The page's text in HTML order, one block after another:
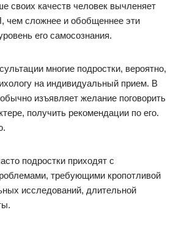
своих качеств человек вычленяет
чем сложнее и обобщеннее эти
его самосознания.
многие подростки, вероятно,
на индивидуальный прием. В
изъявляет желание поговорить
получить рекомендации по его.
подростки приходят с
требующими кропотливой
исследований, длительной